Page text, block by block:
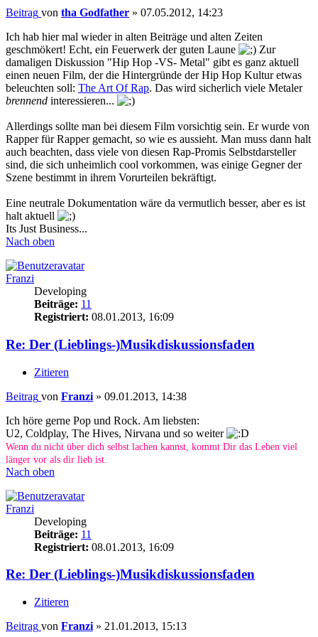
Beitrag von tha Godfather » 07.05.2012, 14:23
Ich hab hier mal wieder in alten Beiträge und alten Zeiten
geschmökert! Echt, ein Feuerwerk der guten Laune
Zur
damaligen Diskussion "Hip Hop -VS- Metal" gibt es ganz aktuell
einen neuen Film, der die Hintergründe der Hip Hop Kultur etwas
beleuchten soll: The Art Of Rap. Das wird sicherlich viele Metaler
brennend interessieren...
Allerdings sollte man bei diesem Film vorsichtig sein. Er wurde von
Rapper für Rapper gemacht, so wie es aussieht. Man muss dann halt
auch beachten, dass viele von diesen Rap-Promis Selbstdarsteller
sind, die sich unheimlich cool vorkommen, was einige Gegner der
Szene bestimmt in ihrem Vorurteilen bekräftigt.
Eine neutrale Dokumentation wäre da vermutlich besser, aber es ist
halt aktuell
Its Just Business...
Nach oben
Franzi
Developing
Beiträge: 11
Registriert: 08.01.2013, 16:09
Re: Der (Lieblings-)Musikdiskussionsfaden
Zitieren
Beitrag von Franzi » 09.01.2013, 14:38
Ich höre gerne Pop und Rock. Am liebsten:
U2, Coldplay, The Hives, Nirvana und so weiter
Wenn du nicht über dich selbst lachen kannst, kommt Dir das Leben viel
länger vor als dir lieb ist.
Nach oben
Franzi
Developing
Beiträge: 11
Registriert: 08.01.2013, 16:09
Re: Der (Lieblings-)Musikdiskussionsfaden
Zitieren
Beitrag von Franzi » 21.01.2013, 15:13